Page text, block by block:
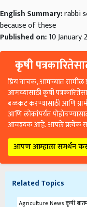
English Summary:rabbi
because of these
Published on:10 January
कृषी
प्रिय वाचक, आमच्यात
आमच्यासाठी कृषी
बळकट करण्यासाठी आणि
आणि लोकांपर्यंत
आवश्यक आहे. आपले प्रत्येक
आपण आम्हाला समर्थन
Related Topics
Agriculture News कृषी